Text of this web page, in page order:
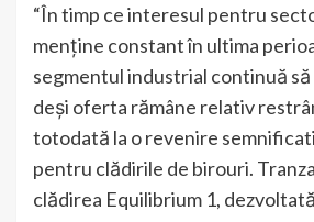
“În timp ce interesul pentru
menține constant în ultima
segmentul industrial continuă
deși oferta rămâne relativ
totodată la o revenire
pentru clădirile de birouri.
clădirea Equilibrium 1,